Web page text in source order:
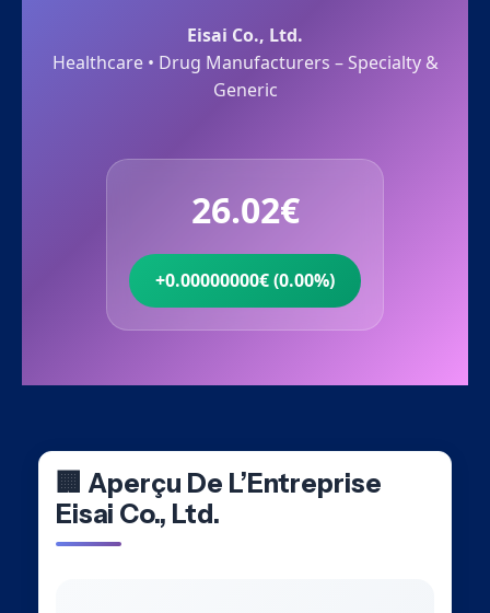
Eisai Co., Ltd.
Healthcare • Drug Manufacturers – Specialty &
Generic
26.02€
+0.00000000€ (0.00%)
🏢 Aperçu De L’Entreprise
Eisai Co., Ltd.